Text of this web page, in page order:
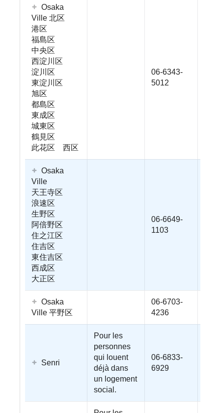
Osaka
Ville 北区
港区
福島区
中央区
西淀川区
淀川区
東淀川区
旭区
都島区
東成区
城東区
鶴見区
此花区 西区
06-6343-
5012
Osaka
Ville
天王寺区
浪速区
生野区
阿倍野区
住之江区
住吉区
東住吉区
西成区
大正区
06-6649-
1103
Osaka
Ville 平野区
06-6703-
4236
Senri
Pour les
personnes
qui louent
déjà dans
un logement
social.
06-6833-
6929